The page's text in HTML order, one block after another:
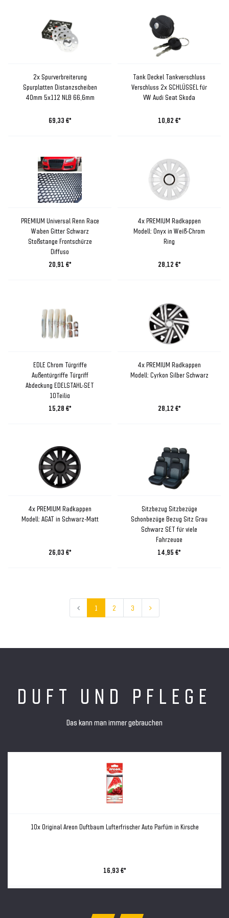
2x Spurverbreiterung
Spurplatten Distanzscheiben
40mm 5x112 NLB 66,6mm
69,33 €*
Tank Deckel Tankverschluss
Verschluss 2x SCHLÜSSEL für
VW Audi Seat Skoda
10,82 €*
PREMIUM Universal Renn Race
Waben Gitter Schwarz
Stoßstange Frontschürze
Diffuso
20,91 €*
4x PREMIUM Radkappen
Modell: Onyx in Weiß-Chrom
Ring
28,12 €*
EDLE Chrom Türgriffe
Außentürgriffe Türgriff
Abdeckung EDELSTAHL-SET
10Teilig
15,28 €*
4x PREMIUM Radkappen
Modell: Cyrkon Silber Schwarz
28,12 €*
4x PREMIUM Radkappen
Modell: AGAT in Schwarz-Matt
26,03 €*
Sitzbezug Sitzbezüge
Schonbezüge Bezug Sitz Grau
Schwarz SET für viele
Fahrzeuge
14,95 €*
1 2 3
DUFT UND PFLEGE
Das kann man immer gebrauchen
10x Original Areon Duftbaum Lufterfrischer Auto Parfüm in Kirsche
16,93 €*